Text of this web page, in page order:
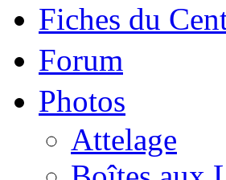
Fiches du
Forum
Photos
Attelage